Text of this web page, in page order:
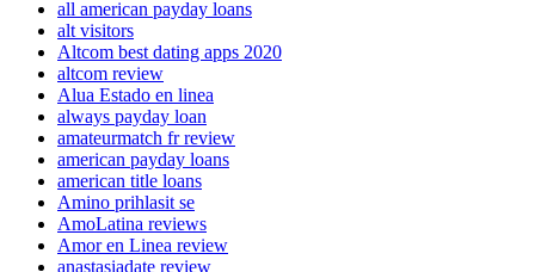
all american payday loans
alt visitors
Altcom best dating apps 2020
altcom review
Alua Estado en linea
always payday loan
amateurmatch fr review
american payday loans
american title loans
Amino prihlasit se
AmoLatina reviews
Amor en Linea review
anastasiadate review